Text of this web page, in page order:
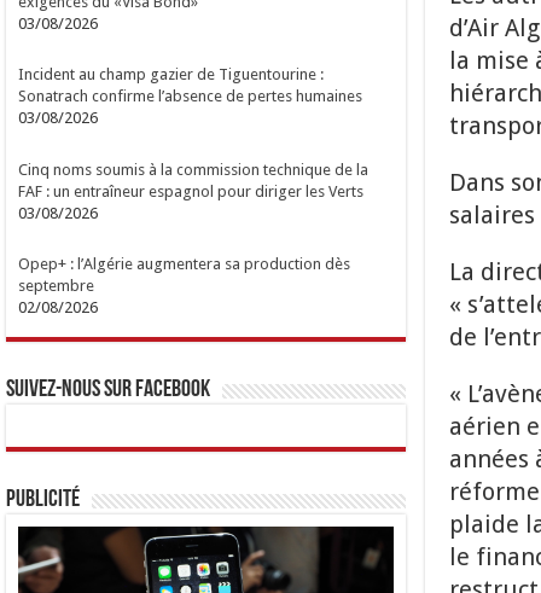
d’Air
la mise
Dans
La
«
de
«
aérien
années
plaide
le
03/08/2026
Incident au champ gazier de Tiguentourine :
Sonatrach confirme l’absence de pertes humaines
03/08/2026
Cinq noms soumis à la commission technique de la
FAF : un entraîneur espagnol pour diriger les Verts
03/08/2026
Opep+ : l’Algérie augmentera sa production dès
septembre
02/08/2026
Suivez-nous sur Facebook
Publicité